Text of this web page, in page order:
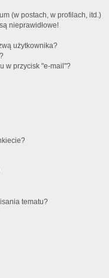
(w postach, w profilach, itd.)
nieprawidłowe!
użytkownika?
w przycisk "e-mail"?
tematu?